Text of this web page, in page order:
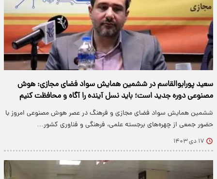
سعید پورابوالقاسم در ششمین همایش سواد فضای مجازی: هوش
مصنوعی دوره جدید است؛ باید نسل آینده را آگاه و محافظت کنیم
ششمین همایش سواد فضای مجازی و فرهنگ در عصر هوش مصنوعی امروز با
حضور جمعی از چهره‌های برجسته علمی، فرهنگی و فناوری کشور…
۱۷ دی ۱۴۰۳